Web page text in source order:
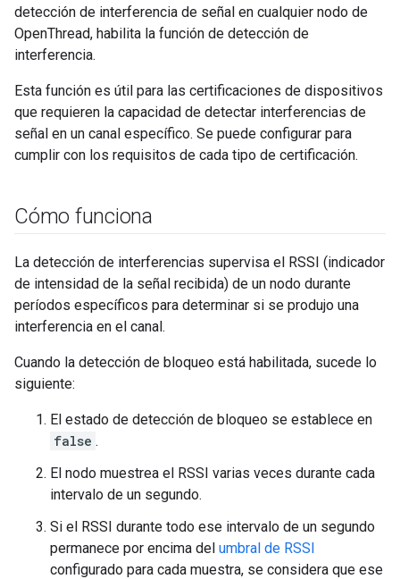
detección de interferencia de señal en cualquier nodo de
OpenThread, habilita la función de detección de
interferencia.
Esta función es útil para las certificaciones de dispositivos
que requieren la capacidad de detectar interferencias de
señal en un canal específico. Se puede configurar para
cumplir con los requisitos de cada tipo de certificación.
Cómo funciona
La detección de interferencias supervisa el RSSI (indicador
de intensidad de la señal recibida) de un nodo durante
períodos específicos para determinar si se produjo una
interferencia en el canal.
Cuando la detección de bloqueo está habilitada, sucede lo
siguiente:
El estado de detección de bloqueo se establece en
false .
El nodo muestrea el RSSI varias veces durante cada
intervalo de un segundo.
Si el RSSI durante todo ese intervalo de un segundo
permanece por encima del umbral de RSSI
configurado para cada muestra, se considera que ese